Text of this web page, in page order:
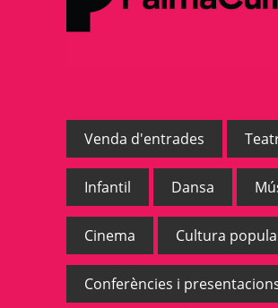
Venda d'entrades
Infantil Dansa
Cinema Cultura
Conferències i